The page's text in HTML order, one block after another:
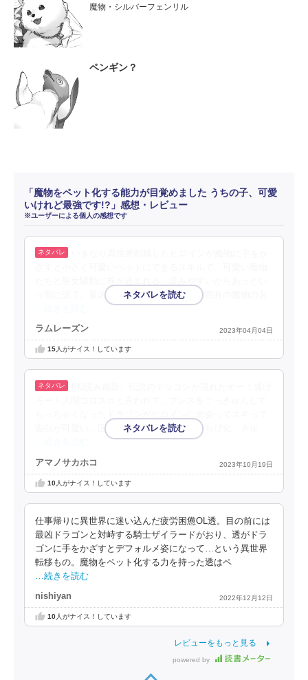
魔物・シルバーフェンリル
ペンギン？
「魔物をペット化する能力が目覚めました うちの子、可愛
いけれど最強です!?」感想・レビュー
※ユーザーによる個人の感想です
う間に読了。最凶の魔物が可愛いのと、関西弁の魔物の名
ラムレーズン 2023年04月04日
15人がナイス！しています
告白が可愛い。国を滅ぼす伝説級の魔物がちび化、きゅ
アマノサカホコ 2023年10月19日
10人がナイス！しています
仕事帰りに異世界に迷い込んだ疲労困憊OL透。目の前には
最凶ドラゴンと対峙する騎士ザイラードがおり、透がドラ
ゴンに手をかざすとデフォルメ姿になって…という異世界
転移もの。魔物をペット化する力を持った透はペ
…続きを読む
nishiyan 2022年12月12日
10人がナイス！しています
レビューをもっと見る
powered by